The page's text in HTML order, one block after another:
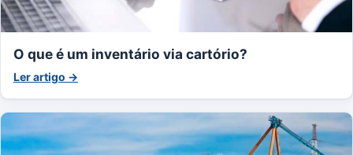
O que é um inventário via cartório?
Ler artigo →